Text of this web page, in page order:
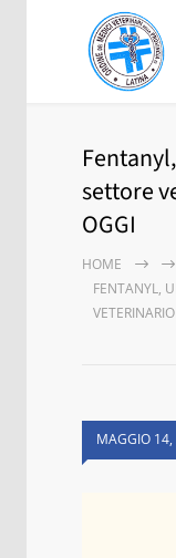
settore
OGGI
HOME
FENTANYL,
MAGGIO